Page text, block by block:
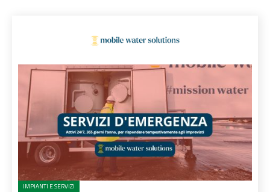
IMPIANTI E SERVIZI